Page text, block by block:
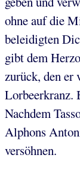
ohne auf die
beleidigten
gibt dem
zurück, den er
Lorbeerkranz.
Nachdem
Alphons
versöhnen.